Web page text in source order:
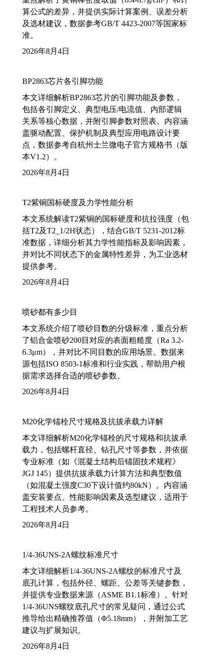
算公式的差异，并提供实际计算案例、误差分析
及选材建议，数据参考GB/T 4423-2007等国家标
准。
2026年8月4日
BP2863芯片各引脚功能
本文详细解析BP2863芯片的引脚功能及参数，
包括各引脚定义、典型电压/电流值、内部逻辑
关系等核心数据，并附引脚参数对照表。内容涵
盖驱动配置、保护机制及典型应用电路设计要
点，数据参考自杭州士兰微电子官方规格书（版
本V1.2）。
2026年8月4日
T2紫铜国标硬度及力学性能分析
本文系统解读T2紫铜的国标硬度和抗拉强度（包
括T2及T2_1/2H状态），结合GB/T 5231-2012标
准数据，详细分析其力学性能指标及影响因素，
并对比不同状态下的金属特性差异，为工业选材
提供参考。
2026年8月4日
喷砂都有多少目
本文系统介绍了喷砂目数的分级标准，重点分析
了铝合金喷砂200目对应的表面粗糙度（Ra 3.2-
6.3μm），并对比不同目数的应用场景。数据来
源包括ISO 8503-1标准和行业实践，帮助用户根
据需求选择合适的喷砂参数。
2026年8月4日
M20化学锚栓尺寸规格及抗拔承载力详解
本文详细解析M20化学锚栓的尺寸规格和抗拔承
载力，包括螺杆直径、钻孔尺寸等参数，并依据
专业标准（如《混凝土结构后锚固技术规程》
JGJ 145）提供抗拔承载力计算方法和典型数值
（如混凝土强度C30下设计值约80kN）。内容涵
盖安装要点、性能影响因素及选型建议，适用于
工程技术人员参考。
2026年8月4日
1/4-36UNS-2A螺纹标准尺寸
本文详细解析1/4-36UNS-2A螺纹的标准尺寸及
底孔计算，包括外径、螺距、公差等关键参数，
并提供专业数据来源（ASME B1.1标准）。针对
1/4-36UNS螺纹底孔尺寸的常见疑问，通过公式
推导给出精确推荐值（Φ5.18mm），并附加工艺
建议与扩展知识。
2026年8月4日